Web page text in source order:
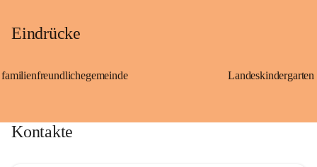
Eindrücke
familienfreundlichegemeinde
Kontakte